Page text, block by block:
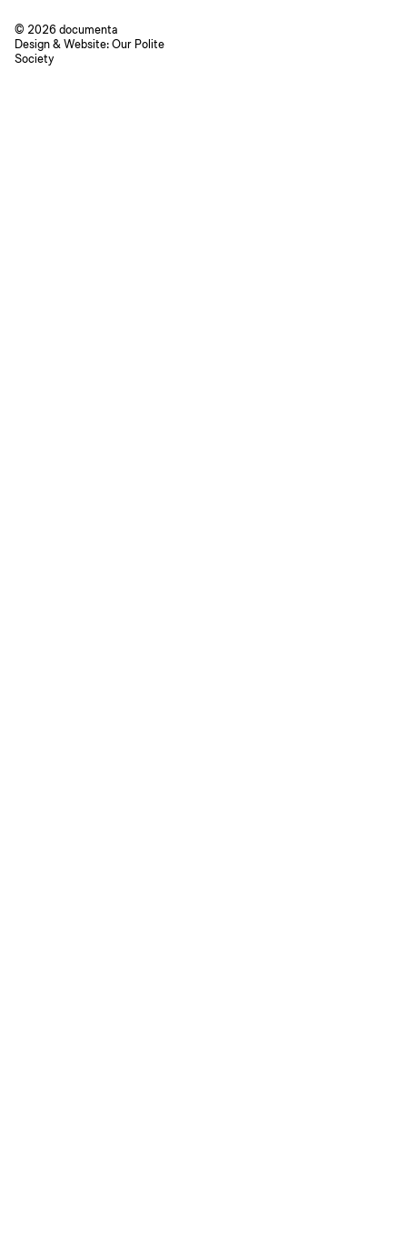
© 2026 documenta
Design & Website:Our Polite
Society